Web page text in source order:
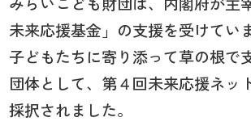
未来応援基金」の支援を受けてい
子どもたちに寄り添って草の根で
団体として、第４回未来応援ネッ
採択されました。